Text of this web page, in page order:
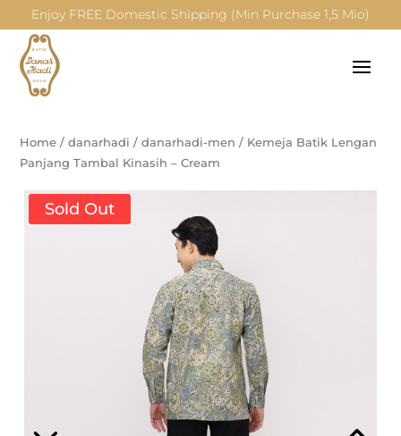
Enjoy FREE Domestic Shipping (Min Purchase 1,5 Mio)
Home /danarhadi /danarhadi-men / Kemeja Batik Lengan
Panjang Tambal Kinasih – Cream
Sold Out